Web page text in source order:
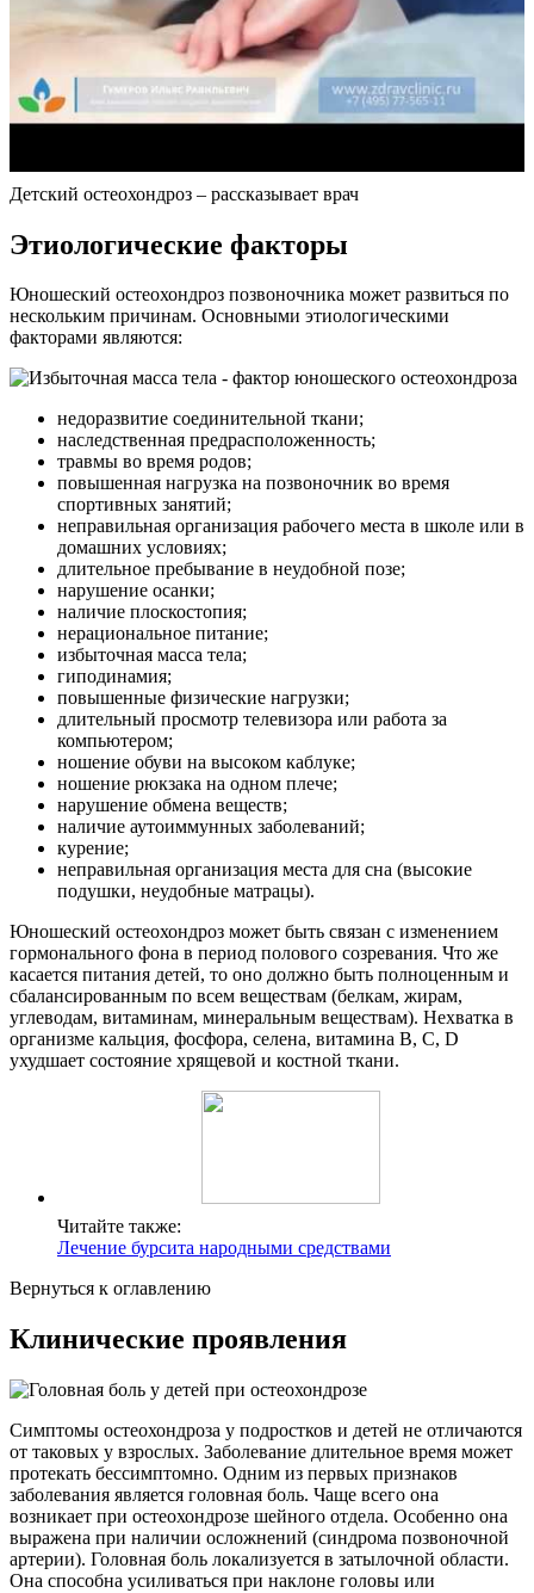
Детский остеохондроз – рассказывает врач
Этиологические факторы
Юношеский остеохондроз позвоночника может развиться по
нескольким причинам. Основными этиологическими
факторами являются:
недоразвитие соединительной ткани;
наследственная предрасположенность;
травмы во время родов;
повышенная нагрузка на позвоночник во время
спортивных занятий;
неправильная организация рабочего места в школе или в
домашних условиях;
длительное пребывание в неудобной позе;
нарушение осанки;
наличие плоскостопия;
нерациональное питание;
избыточная масса тела;
гиподинамия;
повышенные физические нагрузки;
длительный просмотр телевизора или работа за
компьютером;
ношение обуви на высоком каблуке;
ношение рюкзака на одном плече;
нарушение обмена веществ;
наличие аутоиммунных заболеваний;
курение;
неправильная организация места для сна (высокие
подушки, неудобные матрацы).
Юношеский остеохондроз может быть связан с изменением
гормонального фона в период полового созревания. Что же
касается питания детей, то оно должно быть полноценным и
сбалансированным по всем веществам (белкам, жирам,
углеводам, витаминам, минеральным веществам). Нехватка в
организме кальция, фосфора, селена, витамина B, C, D
ухудшает состояние хрящевой и костной ткани.
Читайте также:
Лечение бурсита народными средствами
Вернуться к оглавлению
Клинические проявления
Симптомы остеохондроза у подростков и детей не отличаются
от таковых у взрослых. Заболевание длительное время может
протекать бессимптомно. Одним из первых признаков
заболевания является головная боль. Чаще всего она
возникает при остеохондрозе шейного отдела. Особенно она
выражена при наличии осложнений (синдрома позвоночной
артерии). Головная боль локализуется в затылочной области.
Она способна усиливаться при наклоне головы или